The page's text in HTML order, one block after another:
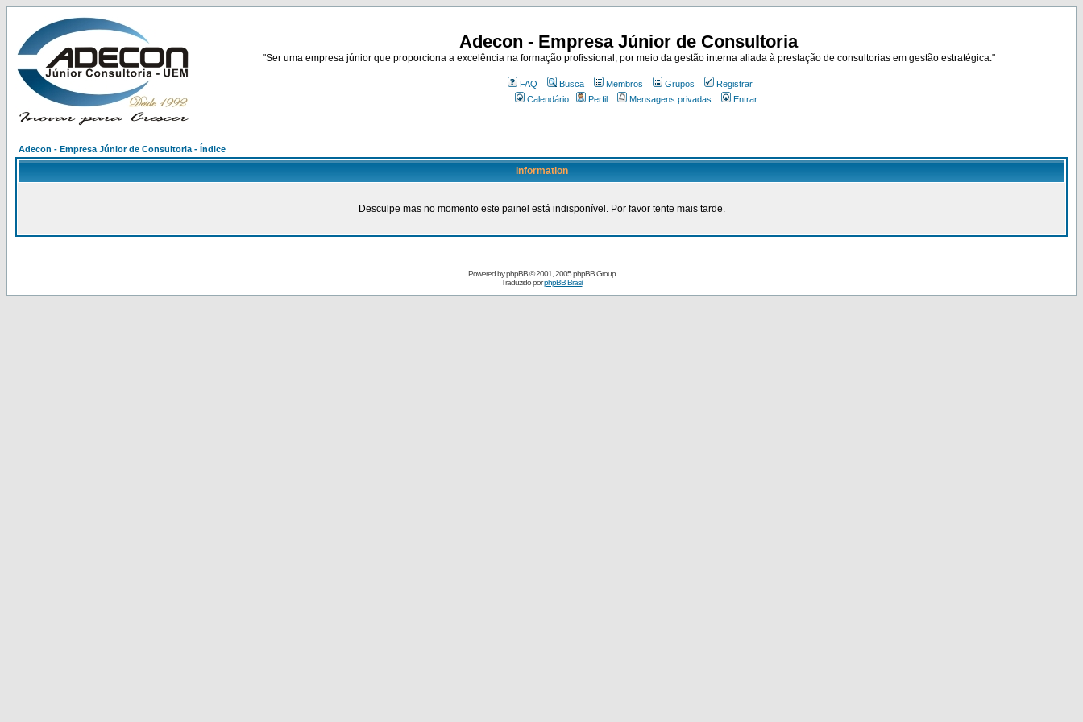
Adecon - Empresa Júnior de Consultoria
"Ser uma empresa júnior que proporciona a excelência na formação profissional, por meio da gestão interna aliada à prestação de consultorias em gestão estratégica."
FAQ Busca Membros Grupos
Registrar
Calendário
Perfil Mensagens privadas Entrar
Adecon - Empresa Júnior de Consultoria - Índice
Information
Desculpe mas no momento este painel está indisponível. Por favor tente mais tarde.
Powered byphpBB© 2001, 2005 phpBB Group
Traduzido porphpBB Brasil